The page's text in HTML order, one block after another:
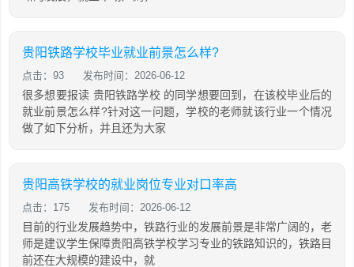
贵阳铁路学校毕业就业前景怎么样?
点击：93 发布时间：2026-06-12
很多想要报读 贵阳铁路学校 的同学想要回到，在该校毕业后的
就业前景怎么样?针对这一问题，学校的老师就该行业一个情况
做了如下分析，并且还为大家
贵阳高铁学校的就业岗位专业对口率高
点击：175 发布时间：2026-06-12
目前的行业发展趋势中，铁路行业的发展前景是非常广阔的，老
师是建议学生保障贵阳高铁学校学习专业的铁路知识的，铁路目
前还在大规模的建设中，就